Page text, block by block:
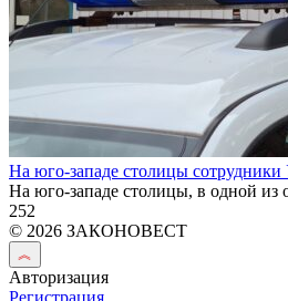
На юго-западе столицы
На юго-западе столицы, в одной
252
© 2026 ЗАКОНОВЕСТ
Авторизация